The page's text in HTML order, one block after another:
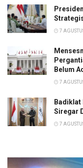
7
Belum
7
Badiklat
Siregar
7